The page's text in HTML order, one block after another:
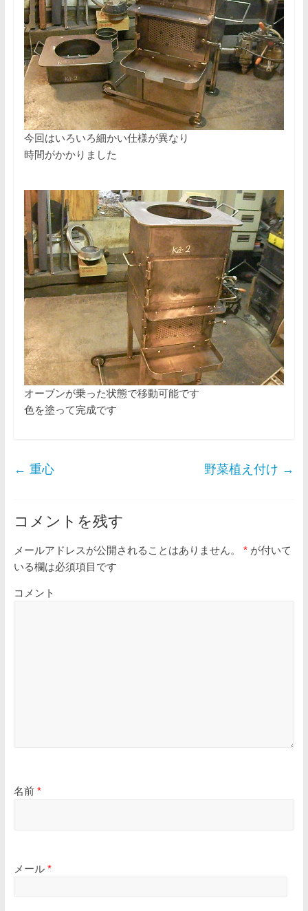
今回はいろいろ細かい仕様が異なり
時間がかかりました
オーブンが乗った状態で移動可能です
色を塗って完成です
← 重心 野菜植え付け →
コメントを残す
メールアドレスが公開されることはありません。 *が付いて
いる欄は必須項目です
コメント
名前 *
メール *